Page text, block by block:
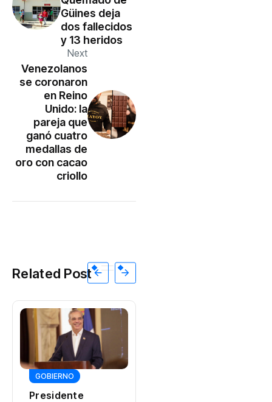
Güines deja
dos fallecidos
y 13 heridos
Next
Venezolanos
se coronaron
en Reino
Unido: la
pareja que
ganó cuatro
medallas de
oro con cacao
criollo
Related Post
GOBIERNO
Presidente